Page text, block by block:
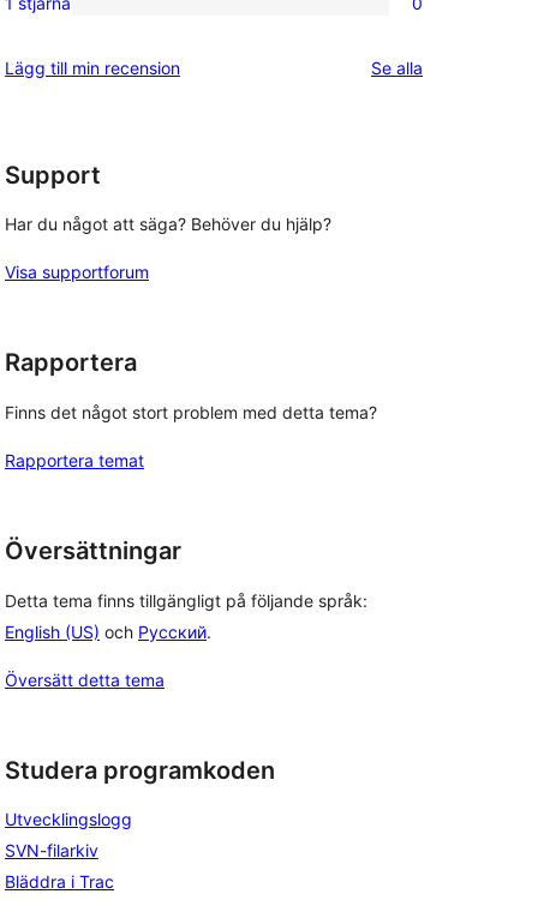
recensioner
0
stjärniga
Lägg till min recension Se alla
Support
Har du något att säga? Behöver du hjälp?
Visa supportforum
Rapportera
Finns det något stort problem med detta tema?
Rapportera temat
Översättningar
Detta tema finns tillgängligt på följande språk:
English (US) och Русский.
Översätt detta tema
Studera programkoden
Utvecklingslogg
SVN-filarkiv
Bläddra i Trac